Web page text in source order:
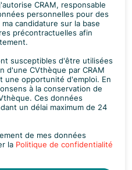
CRAM, responsable
personnelles pour des
candidature sur la base
précontractuelles afin
susceptibles d'être utilisées
d'une CVthèque par CRAM
une opportunité d'emploi. En
à la conservation de
Ces données
un délai maximum de 24
de mes données
la Politique de confidentialité